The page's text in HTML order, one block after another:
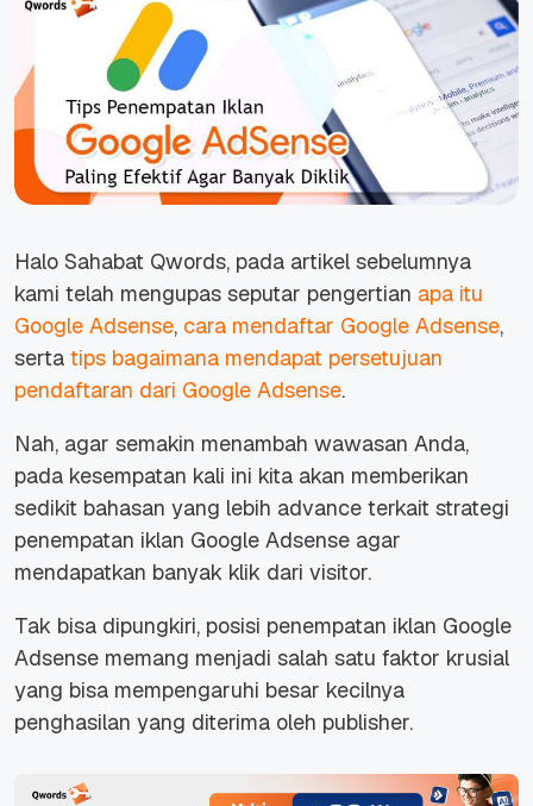
Halo Sahabat Qwords, pada artikel sebelumnya
kami telah mengupas seputar pengertian apa itu
Google Adsense, cara mendaftar Google Adsense,
serta tips bagaimana mendapat persetujuan
pendaftaran dari Google Adsense.
Nah, agar semakin menambah wawasan Anda,
pada kesempatan kali ini kita akan memberikan
sedikit bahasan yang lebih advance terkait strategi
penempatan iklan Google Adsense agar
mendapatkan banyak klik dari visitor.
Tak bisa dipungkiri, posisi penempatan iklan Google
Adsense memang menjadi salah satu faktor krusial
yang bisa mempengaruhi besar kecilnya
penghasilan yang diterima oleh publisher.